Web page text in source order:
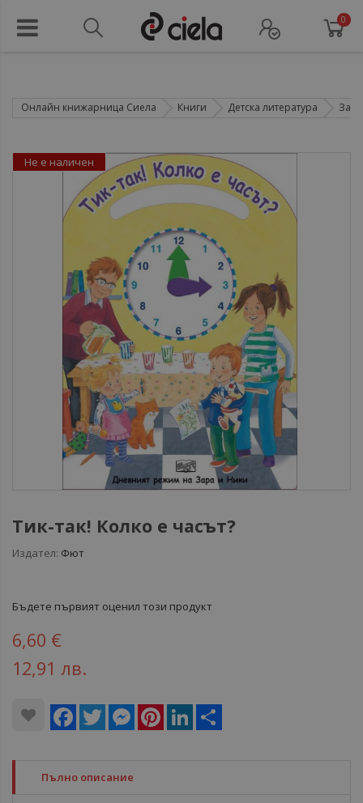
0
Онлайн книжарница Сиела Книги Детска литература
Тик-так! Колко е часът?
Издател: Фют
Бъдете първият оценил този продукт
6,60 €
12,91 лв.
Facebook
Twitter MessengerPinterestLinkedIn
Не е наличен
Пълно описание